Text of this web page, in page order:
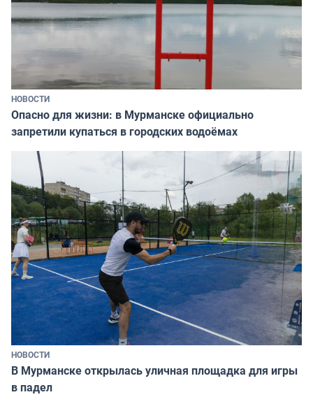
НОВОСТИ
Опасно для жизни: в Мурманске официально
запретили купаться в городских водоёмах
НОВОСТИ
В Мурманске открылась уличная площадка для игры
в падел